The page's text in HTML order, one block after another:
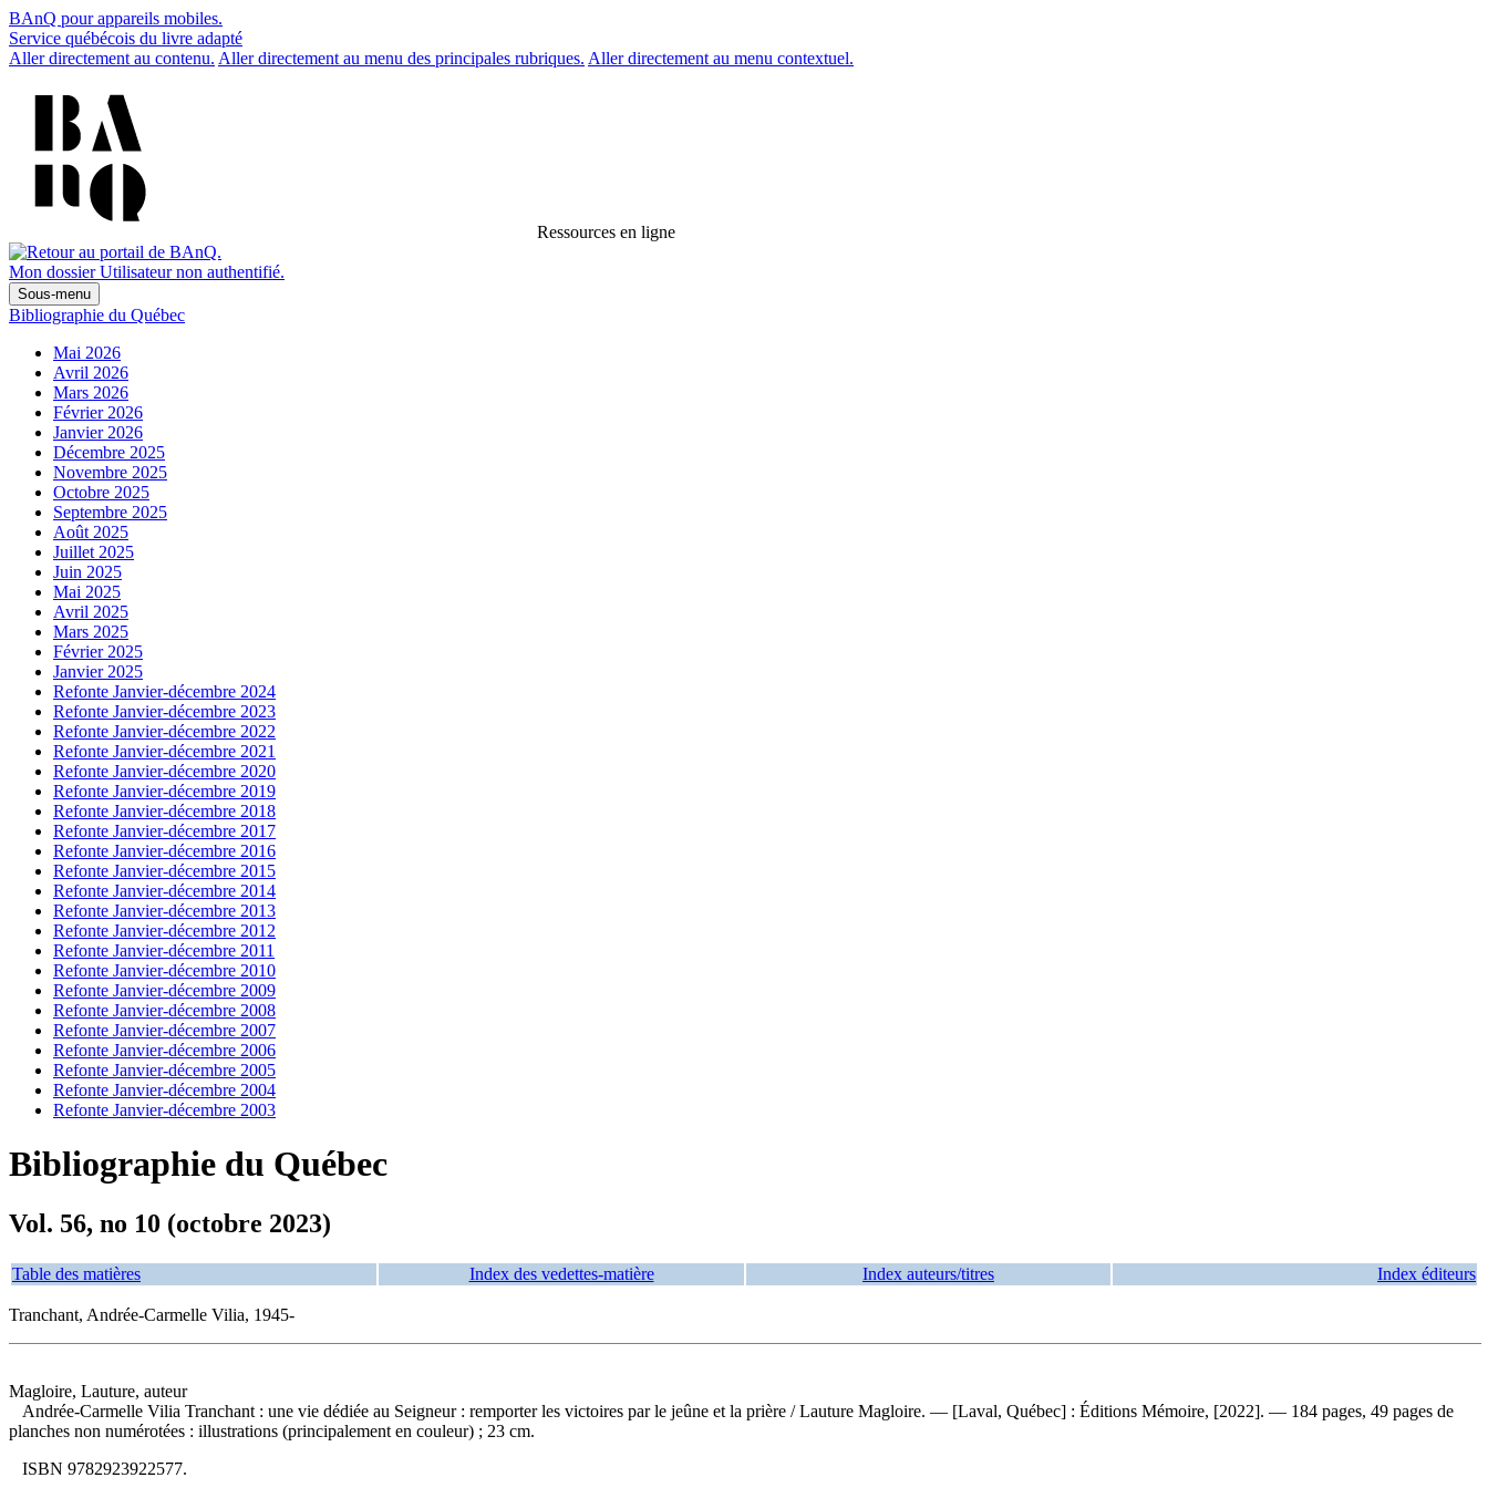
BAnQ pour appareils mobiles.
Service québécois du livre adapté
Aller directement au contenu. Aller directement au menu des principales rubriques. Aller directement au menu contextuel.
Ressources en ligne
Mon dossier Utilisateur non authentifié.
Sous-menu
Bibliographie du Québec
Mai 2026
Avril 2026
Mars 2026
Février 2026
Janvier 2026
Décembre 2025
Novembre 2025
Octobre 2025
Septembre 2025
Août 2025
Juillet 2025
Juin 2025
Mai 2025
Avril 2025
Mars 2025
Février 2025
Janvier 2025
Refonte Janvier-décembre 2024
Refonte Janvier-décembre 2023
Refonte Janvier-décembre 2022
Refonte Janvier-décembre 2021
Refonte Janvier-décembre 2020
Refonte Janvier-décembre 2019
Refonte Janvier-décembre 2018
Refonte Janvier-décembre 2017
Refonte Janvier-décembre 2016
Refonte Janvier-décembre 2015
Refonte Janvier-décembre 2014
Refonte Janvier-décembre 2013
Refonte Janvier-décembre 2012
Refonte Janvier-décembre 2011
Refonte Janvier-décembre 2010
Refonte Janvier-décembre 2009
Refonte Janvier-décembre 2008
Refonte Janvier-décembre 2007
Refonte Janvier-décembre 2006
Refonte Janvier-décembre 2005
Refonte Janvier-décembre 2004
Refonte Janvier-décembre 2003
Bibliographie du Québec
Vol. 56, no 10 (octobre 2023)
Table des matières Index des vedettes-matière Index auteurs/titres Index éditeurs
Tranchant, Andrée-Carmelle Vilia, 1945-
Magloire, Lauture, auteur
Andrée-Carmelle Vilia Tranchant : une vie dédiée au Seigneur : remporter les victoires par le jeûne et la prière / Lauture Magloire. — [Laval, Québec] : Éditions Mémoire, [2022]. — 184 pages, 49 pages de
planches non numérotées : illustrations (principalement en couleur) ; 23 cm.
ISBN 9782923922577.